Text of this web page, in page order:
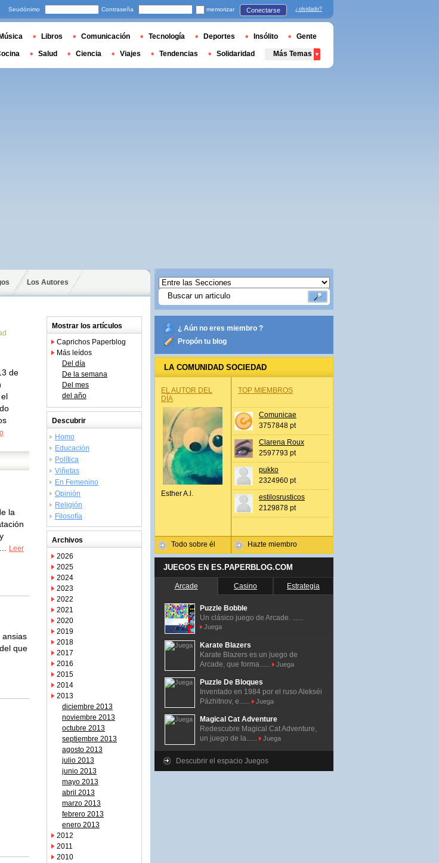
Los Autores
de
la
Leer
ansias
que
Mostrar los artículos
Caprichos Paperblog
Más leídos
Del día
De la semana
Del mes
del año
Descubrir
Homo
Educación
Política
Viñetas
En Femenino
Opinión
Religión
Filosofía
Archivos
2026
2025
2024
2023
2022
2021
2020
2019
2018
2017
2016
2015
2014
2013
diciembre 2013
noviembre 2013
octubre 2013
septiembre 2013
agosto 2013
julio 2013
junio 2013
mayo 2013
abril 2013
marzo 2013
febrero 2013
enero 2013
2012
2011
2010
¿ Aún no eres miembro ?
Propón tu blog
LA COMUNIDAD SOCIEDAD
EL AUTOR DEL
DÍA
Esther A.l.
Todo sobre él
TOP MIEMBROS
Comunicae
3757848 pt
Clarena Roux
2597793 pt
pukko
2324960 pt
estilosrusticos
2129878 pt
Hazte miembro
JUEGOS EN ES.PAPERBLOG.COM
Arcade Casino Estrategia
Puzzle Bobble
Un clásico juego de Arcade. ......
Juega
Karate Blazers
Karate Blazers es un juego de
Arcade, que forma......
Juega
Puzzle De Bloques
Inventado en 1984 por el ruso Alekséi
Pázhitnov, e......
Juega
Magical Cat Adventure
Redescubre Magical Cat Adventure,
un juego de la......
Juega
Descubrir el espacio Juegos
Seudónimo Contraseña memorizar Conectarse ¿olvidado?
Música Libros Comunicación Tecnología Deportes Insólito Gente
Salud Ciencia Viajes Tendencias Solidaridad Más Temas